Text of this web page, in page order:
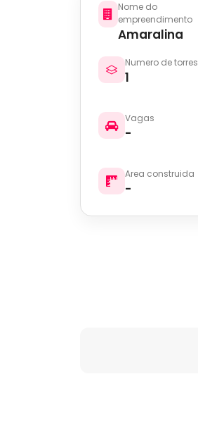
Nome do
empreendimento
Amaralina
Numero de torres
1
Vagas
-
Area construida
-